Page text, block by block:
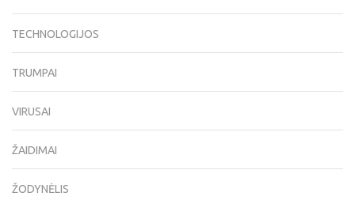
TECHNOLOGIJOS
TRUMPAI
VIRUSAI
ŽAIDIMAI
ŽODYNĖLIS